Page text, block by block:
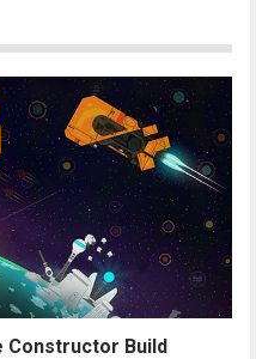
Constructor Build